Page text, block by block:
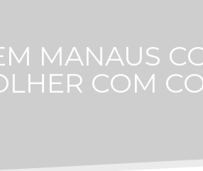
MANAUS
COM